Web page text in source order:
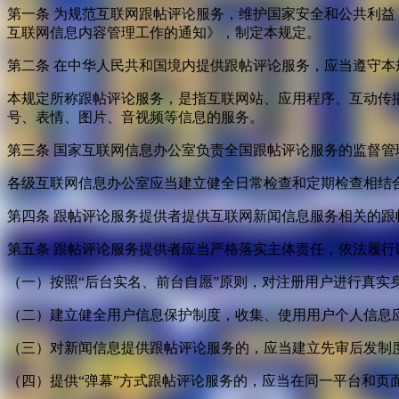
第一条 为规范互联网跟帖评论服务，维护国家安全和公共利
互联网信息内容管理工作的通知》，制定本规定。
第二条 在中华人民共和国境内提供跟帖评论服务，应当遵守本
本规定所称跟帖评论服务，是指互联网站、应用程序、互动
号、表情、图片、音视频等信息的服务。
第三条 国家互联网信息办公室负责全国跟帖评论服务的监督
各级互联网信息办公室应当建立健全日常检查和定期检查相
第四条 跟帖评论服务提供者提供互联网新闻信息服务相关的
第五条 跟帖评论服务提供者应当严格落实主体责任，依法履
（一）按照“后台实名、前台自愿”原则，对注册用户进行真
（二）建立健全用户信息保护制度，收集、使用用户个人信
（三）对新闻信息提供跟帖评论服务的，应当建立先审后发制
（四）提供“弹幕”方式跟帖评论服务的，应当在同一平台和